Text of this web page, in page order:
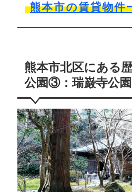
熊本市の賃貸物件
熊本市北区にある
公園③：瑞巌寺公園